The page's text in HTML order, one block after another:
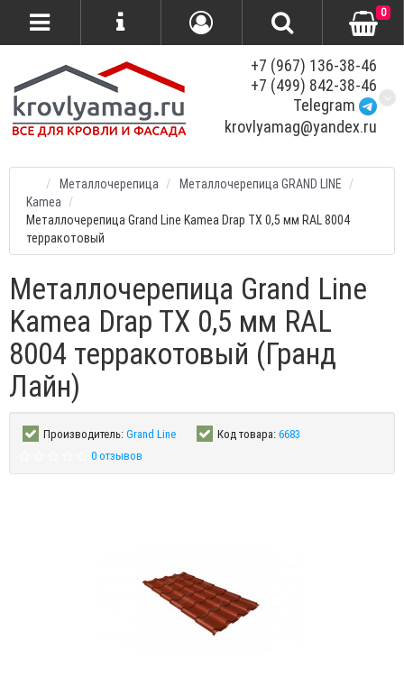
+7 (967) 136-38-46
+7 (499) 842-38-46
Telegram
krovlyamag@yandex.ru
0
Металлочерепица
Металлочерепица GRAND LINE
Kamea
Металлочерепица Grand Line Kamea Drap TX 0,5 мм RAL 8004
терракотовый
Металлочерепица Grand Line
Kamea Drap TX 0,5 мм RAL
8004 терракотовый (Гранд
Лайн)
Производитель:Grand Line Код товара:6683
0 отзывов